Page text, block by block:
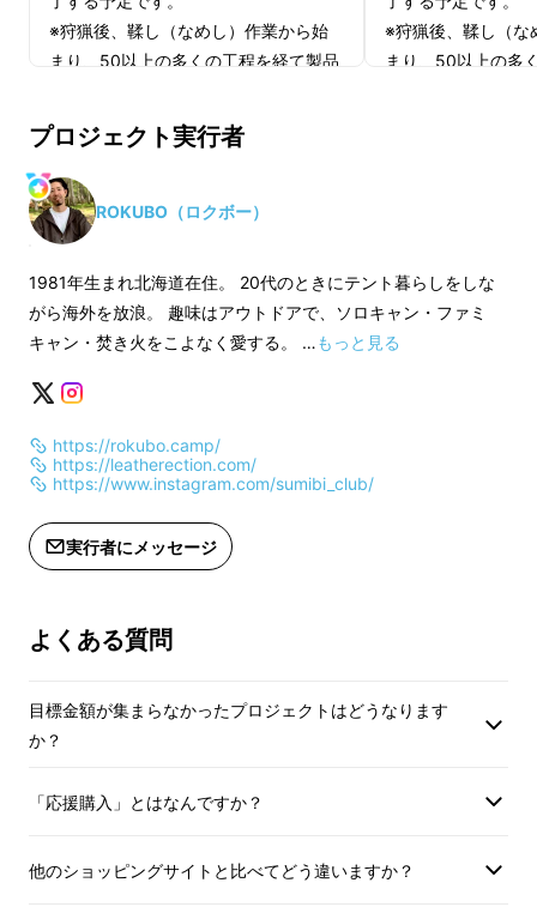
※狩猟後、鞣し（なめし）作業から始
まり、50以上の多くの工程を経て製品
また、山に住む天然のエゾ鹿の革とい
うこともあり、一度に多くの生産が難
しくお時間をいただきますことをご了
承ください。
※狩猟後、鞣し（な
まり、50以上の多
プロジェクト実行者
ROKUBO（ロクボー）
1981年生まれ北海道在住。 20代のときにテント暮らしをしな
がら海外を放浪。 趣味はアウトドアで、ソロキャン・ファミ
キャン・焚き火をこよなく愛する。 …もっと見る
https://rokubo.camp/
https://leatherection.com/
https://www.instagram.com/sumibi_club/
実行者にメッセージ
よくある質問
目標金額が集まらなかったプロジェクトはどうなります
か？
「応援購入」とはなんですか？
他のショッピングサイトと比べてどう違いますか？